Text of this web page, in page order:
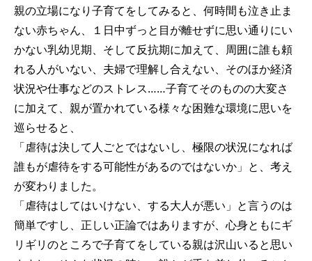
親の立場になり子育てをしてみると、何時間も泣き止ま
ない赤ちゃん、１日中ずっと目が離せずに思い通りにい
かない乳幼児期、そして反抗期に加えて、周囲に誰も頼
れる人がいない、夫婦で理解し合えない、そのほか経済
状況や仕事などのストレス……子育てそのものの大変さ
に加えて、親が置かれている様々な困難な環境に思いを
巡らせると、
「虐待は決して人ごとではないし、極限の状況になれば
誰もが虐待をする可能性があるのではないか」と、考え
が変わりました。
「虐待はしてはいけない、する大人が悪い」と言うのは
簡単ですし、正しい正論ではありますが、心身ともにギ
リギリのところで子育てをしている親は沢山いると思い